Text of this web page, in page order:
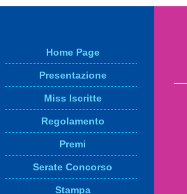
Home Page
Presentazione
Miss Iscritte
Regolamento
Premi
Serate Concorso
Stampa